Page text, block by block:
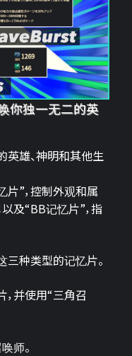
你独一无二的英
雄、神明和其他生
片”，控制外观和属
及“BB记忆片”，指
种类型的记忆片。
并使用“三角召
师。